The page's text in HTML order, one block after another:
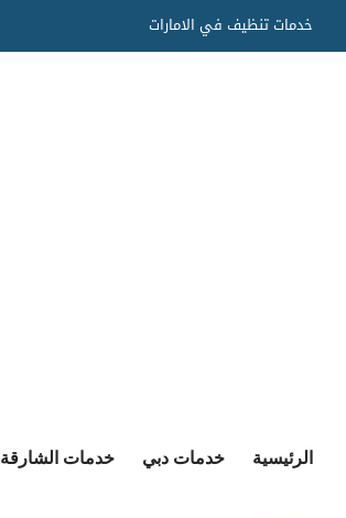
to
خدمات تنظيف في الامارات
الرئيسية خدمات دبي خدمات الشارقة